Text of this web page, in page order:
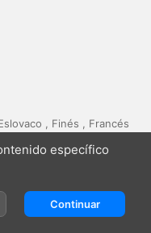
, Finés , Francés
Portugués , Rumano , Serbio , Sueco , Turco
específico
Continuar